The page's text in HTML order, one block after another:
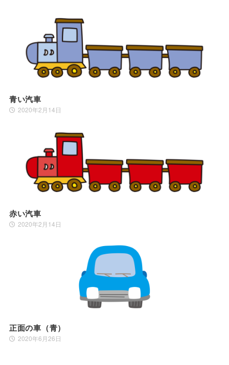
青い汽車
2020年2月14日
赤い汽車
2020年2月14日
正面の車（青）
2020年6月26日